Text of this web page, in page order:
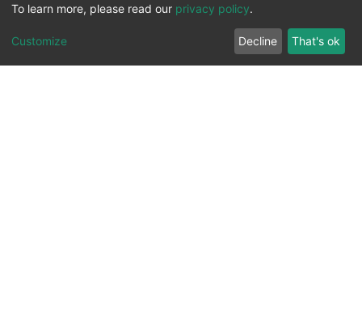
To learn more, please read our privacy policy.
Customize Decline That's ok